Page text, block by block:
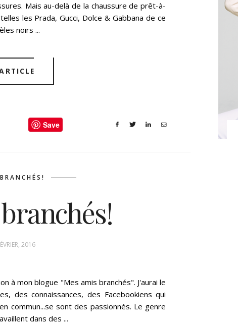
Mais au-delà de la chaussure de prêt-à-
les Prada, Gucci, Dolce & Gabbana de ce
noirs ...
Save
2016
à mon blogue "Mes amis branchés". J'aurai le
des connaissances, des Facebookiens qui
commun...se sont des passionnés. Le genre
dans des ...